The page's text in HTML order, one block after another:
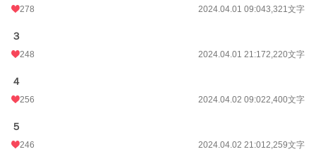
週間ポイント
278 2024.04.01 09:043,321文字
３
248 2024.04.01 21:172,220文字
４
256 2024.04.02 09:022,400文字
５
246 2024.04.02 21:012,259文字